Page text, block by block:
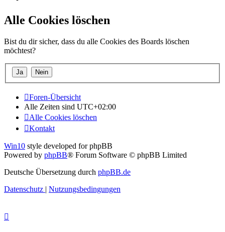
Alle Cookies löschen
Bist du dir sicher, dass du alle Cookies des Boards löschen
möchtest?
Foren-Übersicht
Alle Zeiten sind UTC+02:00
Alle Cookies löschen
Kontakt
Win10 style developed for phpBB
Powered by phpBB® Forum Software © phpBB Limited
Deutsche Übersetzung durch phpBB.de
Datenschutz | Nutzungsbedingungen